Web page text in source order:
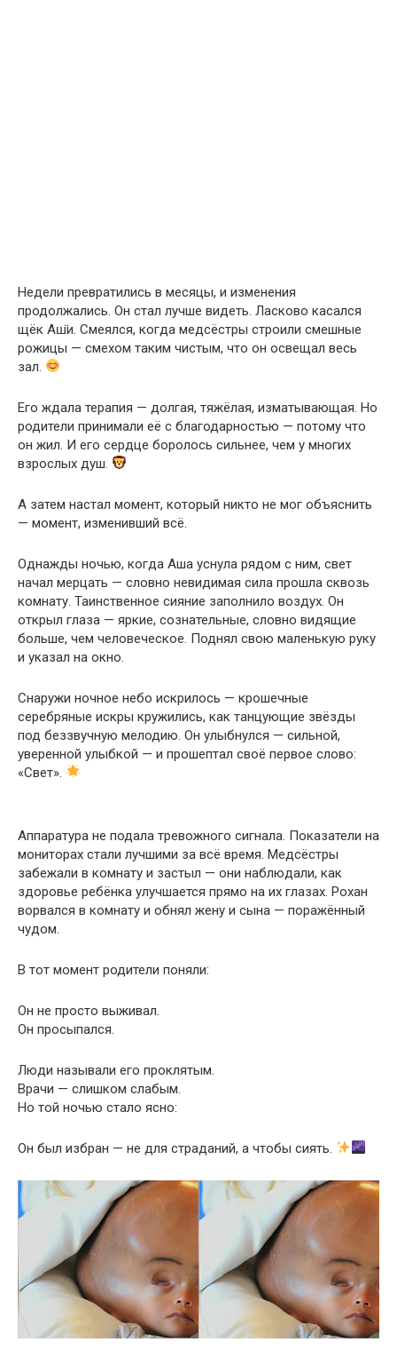
Недели превратились в месяцы, и изменения
продолжались. Он стал лучше видеть. Ласково касался
щёк Аш̈и. Смеялся, когда медсёстры строили смешные
рожицы — смехом таким чистым, что он освещал весь
зал.
Его ждала терапия — долгая, тяжёлая, изматывающая. Но
родители принимали её с благодарностью — потому что
он жил. И его сердце боролось сильнее, чем у многих
взрослых душ.
А затем настал момент, который никто не мог объяснить
— момент, изменивший всё.
Однажды ночью, когда Аша уснула рядом с ним, свет
начал мерцать — словно невидимая сила прошла сквозь
комнату. Таинственное сияние заполнило воздух. Он
открыл глаза — яркие, сознательные, словно видящие
больше, чем человеческое. Поднял свою маленькую руку
и указал на окно.
Снаружи ночное небо искрилось — крошечные
серебряные искры кружились, как танцующие звёзды
под беззвучную мелодию. Он улыбнулся — сильной,
уверенной улыбкой — и прошептал своё первое слово:
«Свет».
Аппаратура не подала тревожного сигнала. Показатели на
мониторах стали лучшими за всё время. Медсёстры
забежали в комнату и застыл — они наблюдали, как
здоровье ребёнка улучшается прямо на их глазах. Рохан
ворвался в комнату и обнял жену и сына — поражённый
чудом.
В тот момент родители поняли:
Он не просто выживал.
Он просыпался.
Люди называли его проклятым.
Врачи — слишком слабым.
Но той ночью стало ясно:
Он был избран — не для страданий, а чтобы сиять.